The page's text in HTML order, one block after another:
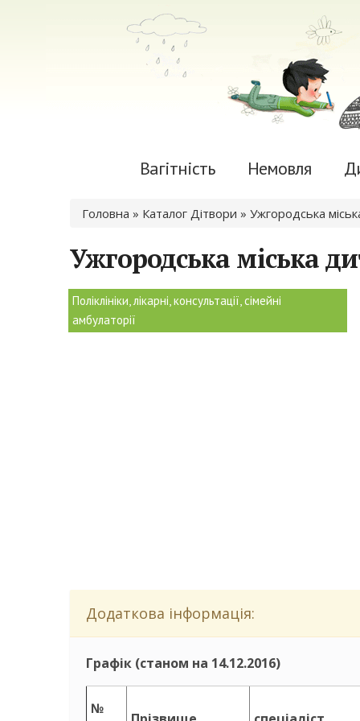
Вагітність Немовля
Ви є тут
Головна » Каталог Дітвори » Ужгородська
Ужгородська міська
Поліклініки, лікарні, консультації, сімейні
амбулаторії
Додаткова інформація:
Графік (станом на 14.12.2016)
№